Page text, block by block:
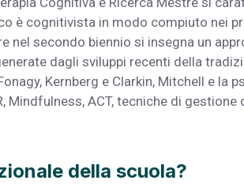
è cognitivista in modo compiuto nei
nel secondo biennio si insegna un
dagli sviluppi recenti della
Kernberg e Clarkin, Mitchell e la
Mindfulness, ACT, tecniche di
della scuola?